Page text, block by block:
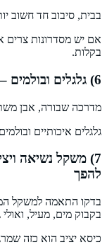
בבית, סיבוב חד חשוב
אם יש מסדרונות צרים
בקלות.
6) גלגלים ובולמים – יש הבדל בין ״עובר״ לבין ״נעים״
מדרכה שבורה, אבן
גלגלים איכותיים
7) משקל נשיאה
להפך
בדקו התאמה למשקל
בקבוק מים, מעיל,
כיסא יציב הוא כזה